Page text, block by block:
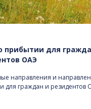
прибытии для
ОАЭ
направления и
для граждан и резидентов